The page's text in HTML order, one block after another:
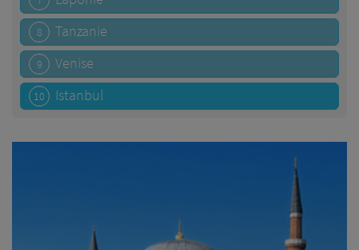
8 Tanzanie
9 Venise
10 Istanbul